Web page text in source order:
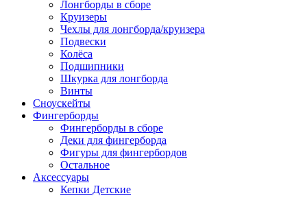
Лонгборды в сборе
Круизеры
Чехлы для лонгборда/круизера
Подвески
Колёса
Подшипники
Шкурка для лонгборда
Винты
Сноускейты
Фингерборды
Фингерборды в сборе
Деки для фингерборда
Фигуры для фингербордов
Остальное
Аксессуары
Кепки Детские